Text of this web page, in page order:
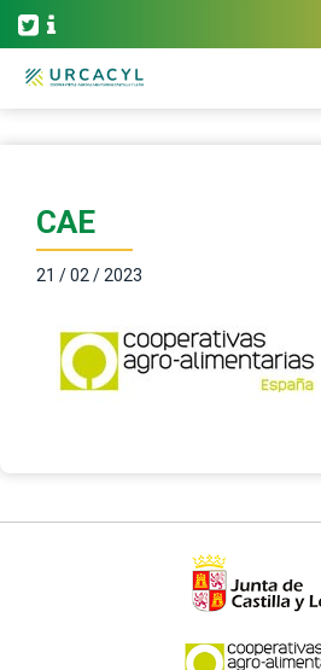
CAE
21 / 02 / 2023